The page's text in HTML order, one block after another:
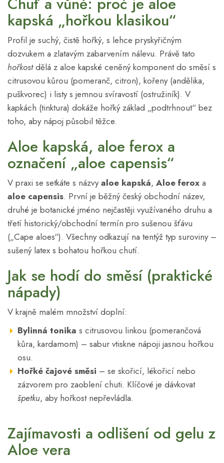
kapská „hořkou klasikou“
Profil je suchý, čistě hořký, s lehce pryskyřičným
dozvukem a zlatavým zabarvením nálevu. Právě tato
hořkostdělá z aloe kapské ceněný komponent do směsí s
citrusovou kůrou (pomeranč, citron), kořeny (andělika,
puškvorec) i listy s jemnou svíravostí (ostružiník). V
kapkách (tinktura) dokáže hořký základ „podtrhnout“ bez
toho, aby nápoj působil těžce.
Aloe kapská, aloe ferox a
označení „aloe capensis“
V praxi se setkáte s názvyaloe kapská, Aloe ferox a
aloe capensis. První je běžný český obchodní název,
druhé je botanické jméno nejčastěji využívaného druhu a
třetí historický/obchodní termín pro sušenou šťávu
(„Cape aloes“). Všechny odkazují na tentýž typ suroviny –
sušený latex s bohatou hořkou chutí.
Jak se hodí do směsí (praktické
nápady)
V krajně malém množství doplní:
Bylinná tonika s citrusovou linkou (pomerančová
kůra, kardamom) – sabur vtiskne nápoji jasnou hořkou
osu.
Hořké čajové směsi – se skořicí, lékořicí nebo
zázvorem pro zaoblení chuti. Klíčové je dávkovat
špetku, aby hořkost nepřevládla.
Zajímavosti a odlišení od gelu z
Aloe vera